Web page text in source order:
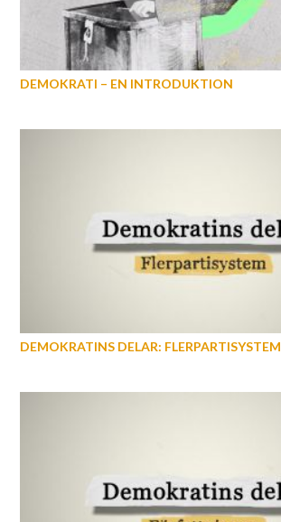
DEMOKRATI – EN INTRODUKTION
DEMOKRATINS DELAR: FLERPARTISYSTEM